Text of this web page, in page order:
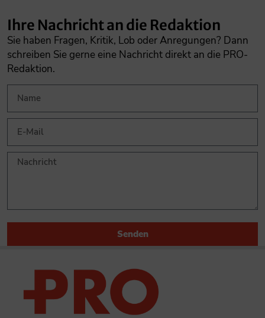
Ihre Nachricht an die Redaktion
Sie haben Fragen, Kritik, Lob oder Anregungen? Dann
schreiben Sie gerne eine Nachricht direkt an die PRO-
Redaktion.
Senden